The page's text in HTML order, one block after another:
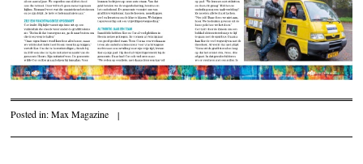
Posted in:Max Magazine |